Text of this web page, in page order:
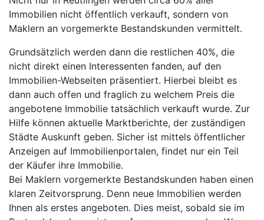
Immobilien nicht öffentlich verkauft, sondern von
Maklern an vorgemerkte Bestandskunden vermittelt.
Grundsätzlich werden dann die restlichen 40%, die
nicht direkt einen Interessenten fanden, auf den
Immobilien-Webseiten präsentiert. Hierbei bleibt es
dann auch offen und fraglich zu welchem Preis die
angebotene Immobilie tatsächlich verkauft wurde. Zur
Hilfe können aktuelle Marktberichte, der zuständigen
Städte Auskunft geben. Sicher ist mittels öffentlicher
Anzeigen auf Immobilienportalen, findet nur ein Teil
der Käufer ihre Immobilie.
Bei Maklern vorgemerkte Bestandskunden haben einen
klaren Zeitvorsprung. Denn neue Immobilien werden
Ihnen als erstes angeboten. Dies meist, sobald sie im